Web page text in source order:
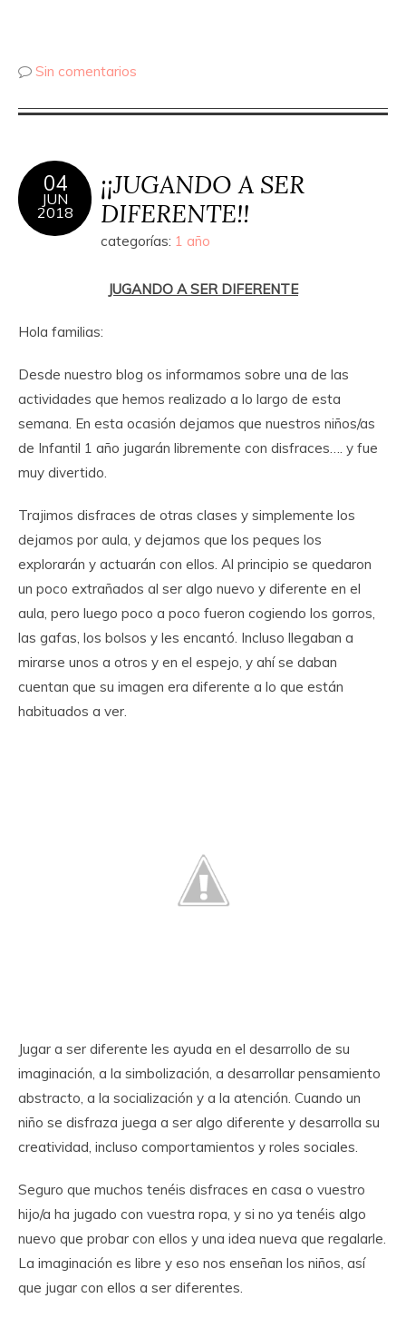
Sin comentarios
04
JUN
2018
¡¡JUGANDO A SER
DIFERENTE!!
categorías: 1 año
JUGANDO A SER DIFERENTE
Hola familias:
Desde nuestro blog os informamos sobre una de las
actividades que hemos realizado a lo largo de esta
semana. En esta ocasión dejamos que nuestros niños/as
de Infantil 1 año jugarán libremente con disfraces…. y fue
muy divertido.
Trajimos disfraces de otras clases y simplemente los
dejamos por aula, y dejamos que los peques los
explorarán y actuarán con ellos. Al principio se quedaron
un poco extrañados al ser algo nuevo y diferente en el
aula, pero luego poco a poco fueron cogiendo los gorros,
las gafas, los bolsos y les encantó. Incluso llegaban a
mirarse unos a otros y en el espejo, y ahí se daban
cuentan que su imagen era diferente a lo que están
habituados a ver.
Jugar a ser diferente les ayuda en el desarrollo de su
imaginación, a la simbolización, a desarrollar pensamiento
abstracto, a la socialización y a la atención. Cuando un
niño se disfraza juega a ser algo diferente y desarrolla su
creatividad, incluso comportamientos y roles sociales.
Seguro que muchos tenéis disfraces en casa o vuestro
hijo/a ha jugado con vuestra ropa, y si no ya tenéis algo
nuevo que probar con ellos y una idea nueva que regalarle.
La imaginación es libre y eso nos enseñan los niños, así
que jugar con ellos a ser diferentes.